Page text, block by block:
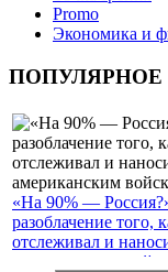
Promo
Экономика и
ПОПУЛЯРНОЕ
«На 90% —
разоблачение того,
отслеживал и
американским